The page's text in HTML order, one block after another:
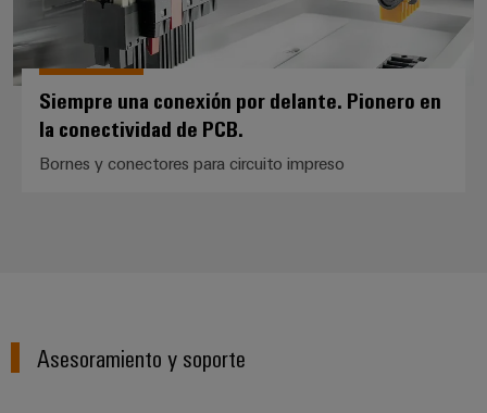
Siempre una conexión por delante. Pionero en
la conectividad de PCB.
Bornes y conectores para circuito impreso
Asesoramiento y soporte